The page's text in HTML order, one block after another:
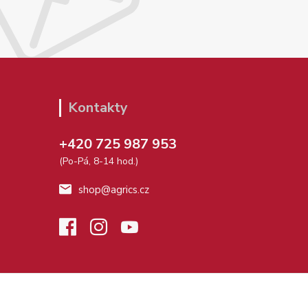
Kontakty
+420 725 987 953
(Po-Pá, 8-14 hod.)
shop@agrics.cz